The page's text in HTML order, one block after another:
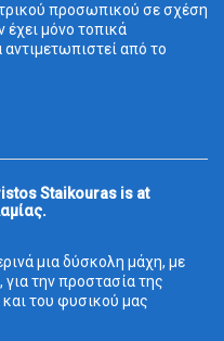
προσωπικού σε σχέση
έχει μόνο τοπικά
αντιμετωπιστεί από το
Staikouras is at
μια δύσκολη μάχη, με
την προστασία της
του φυσικού μας